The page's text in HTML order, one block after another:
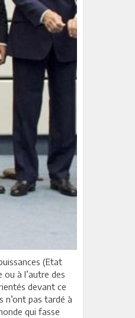
(Etat
ou à l’autre des
devant ce
n’ont pas tardé à
qui fasse